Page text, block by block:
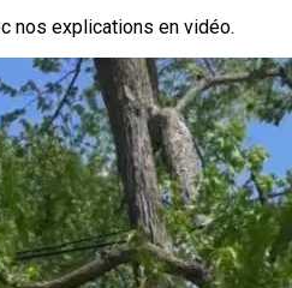
nos explications en vidéo.